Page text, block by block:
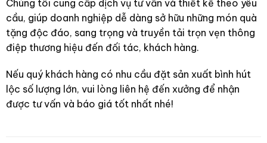
Chúng tôi cung cấp dịch vụ tư vấn và thiết kế theo yêu
cầu, giúp doanh nghiệp dễ dàng sở hữu những món quà
tặng độc đáo, sang trọng và truyền tải trọn vẹn thông
điệp thương hiệu đến đối tác, khách hàng.
Nếu quý khách hàng có nhu cầu đặt sản xuất bình hút
lộc số lượng lớn, vui lòng liên hệ đến xưởng để nhận
được tư vấn và báo giá tốt nhất nhé!